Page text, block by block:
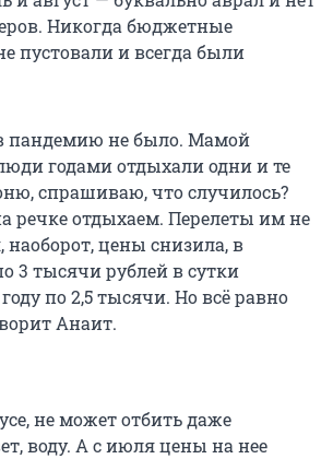
Никогда бюджетные
пустовали и всегда были
пандемию не было. Мамой
годами отдыхали одни и те
спрашиваю, что случилось?
речке отдыхаем. Перелеты им не
наоборот, цены снизила, в
3 тысячи рублей в сутки
по 2,5 тысячи. Но всё равно
Анаит.
не может отбить даже
воду. А с июля цены на нее